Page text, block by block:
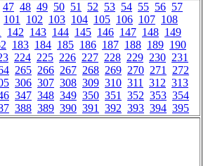
47 48 49 50 51 52 53 54 55 56 57
101 102 103 104 105 106 107 108
142 143 144 145 146 147 148 149
183 184 185 186 187 188 189 190
224 225 226 227 228 229 230 231
265 266 267 268 269 270 271 272
306 307 308 309 310 311 312 313
347 348 349 350 351 352 353 354
388 389 390 391 392 393 394 395